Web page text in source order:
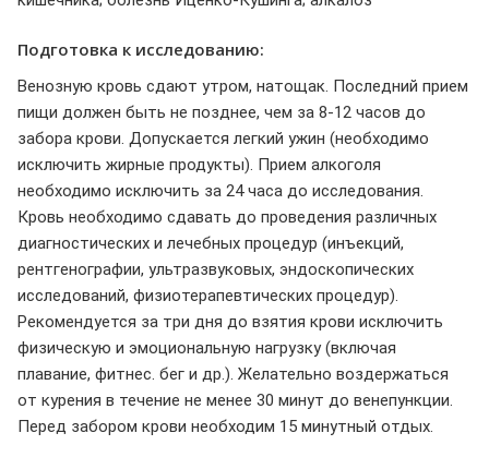
Подготовка к исследованию:
Венозную кровь сдают утром, натощак. Последний прием
пищи должен быть не позднее, чем за 8-12 часов до
забора крови. Допускается легкий ужин (необходимо
исключить жирные продукты). Прием алкоголя
необходимо исключить за 24 часа до исследования.
Кровь необходимо сдавать до проведения различных
диагностических и лечебных процедур (инъекций,
рентгенографии, ультразвуковых, эндоскопических
исследований, физиотерапевтических процедур).
Рекомендуется за три дня до взятия крови исключить
физическую и эмоциональную нагрузку (включая
плавание, фитнес. бег и др.). Желательно воздержаться
от курения в течение не менее 30 минут до венепункции.
Перед забором крови необходим 15 минутный отдых.